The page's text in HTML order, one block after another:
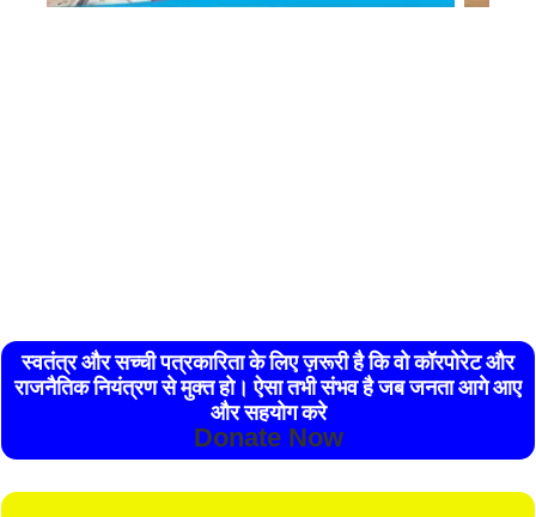
स्वतंत्र और सच्ची पत्रकारिता के लिए ज़रूरी है कि वो कॉरपोरेट और
राजनैतिक नियंत्रण से मुक्त हो। ऐसा तभी संभव है जब जनता आगे आए
और सहयोग करे
Donate Now